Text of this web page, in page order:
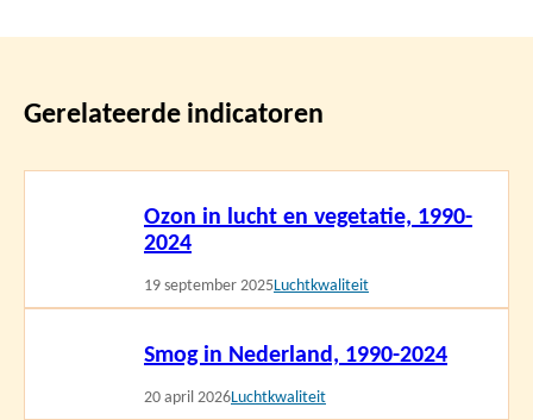
Gerelateerde indicatoren
Ozon in lucht en vegetatie, 1990-
2024
19 september 2025Luchtkwaliteit
Smog in Nederland, 1990-2024
20 april 2026Luchtkwaliteit